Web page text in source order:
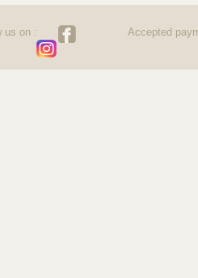
us on : Accepted